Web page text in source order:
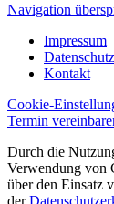
Navigation
Impressum
Datenschutz
Kontakt
Cookie-
Termin
Durch die
Verwendung von
über den Einsatz
der